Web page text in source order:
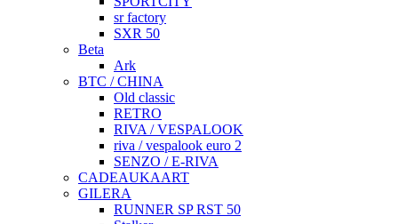
sr factory
SXR 50
Beta
Ark
BTC / CHINA
Old classic
RETRO
RIVA / VESPALOOK
riva / vespalook euro 2
SENZO / E-RIVA
CADEAUKAART
GILERA
RUNNER SP RST 50